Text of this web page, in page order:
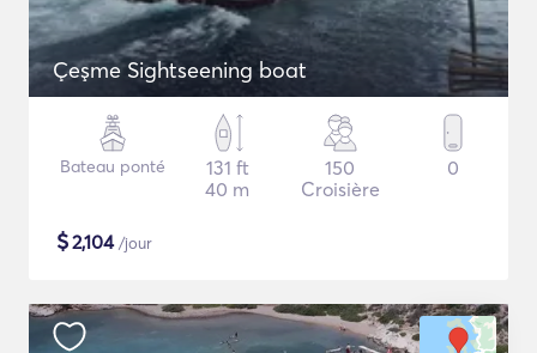
Çeşme Sightseening boat
Bateau ponté
131 ft
40 m
150
Croisière
0
$2,104/jour